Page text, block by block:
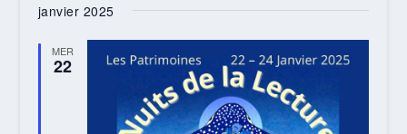
DE
VUES
VUES
une
janvier 2025
MER
22